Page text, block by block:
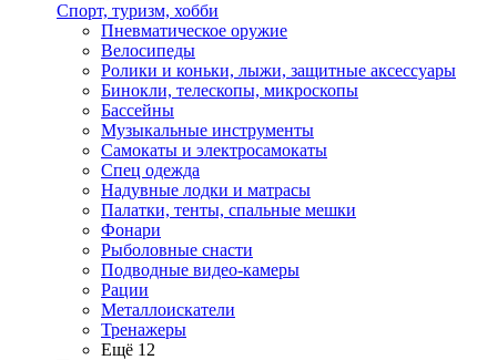
Спорт, туризм, хобби
Пневматическое оружие
Велосипеды
Ролики и коньки, лыжи, защитные аксессуары
Бинокли, телескопы, микроскопы
Бассейны
Музыкальные инструменты
Самокаты и электросамокаты
Спец одежда
Надувные лодки и матрасы
Палатки, тенты, спальные мешки
Фонари
Рыболовные снасти
Подводные видео-камеры
Рации
Металлоискатели
Тренажеры
Ещё 12